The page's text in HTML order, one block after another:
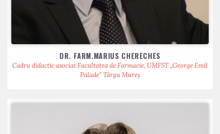
DR. FARM.MARIUS CHERECHES
Cadru didactic asociat Facultatea de Farmacie, UMFST „George Emil
Palade” Târgu Mureș